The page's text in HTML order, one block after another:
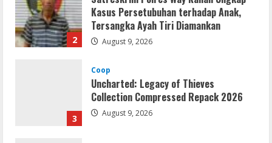
2
Kasus Persetubuhan terhadap Anak,
Tersangka Ayah Tiri Diamankan
August 9, 2026
3
Coop
Uncharted: Legacy of Thieves
Collection Compressed Repack 2026
August 9, 2026